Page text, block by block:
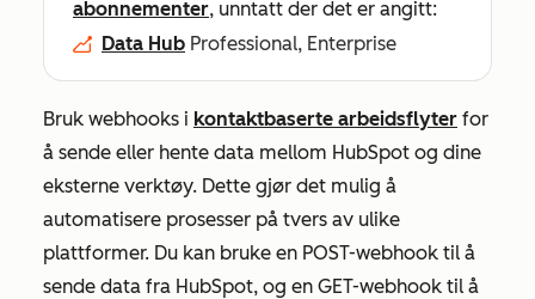
abonnementer, unntatt der det er angitt:
Data Hub Professional, Enterprise
Bruk webhooks i kontaktbaserte arbeidsflyter for
å sende eller hente data mellom HubSpot og dine
eksterne verktøy. Dette gjør det mulig å
automatisere prosesser på tvers av ulike
plattformer. Du kan bruke en POST-webhook til å
sende data fra HubSpot, og en GET-webhook til å